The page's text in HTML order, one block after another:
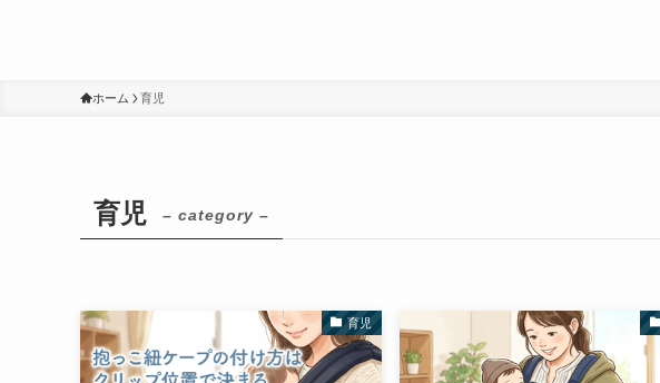
ホーム 育児
育児 – category –
育児